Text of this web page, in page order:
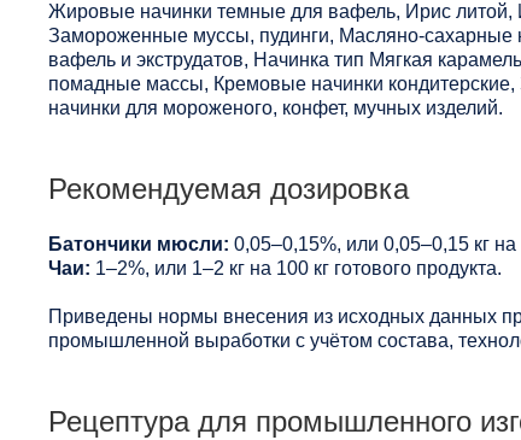
Жировые начинки темные для вафель, Ирис
Замороженные муссы, пудинги, Масляно-сахарные
вафель и экструдатов, Начинка тип Мягкая
помадные массы, Кремовые начинки
начинки для мороженого, конфет, мучных изделий.
Рекомендуемая дозировка
Батончики мюсли: 0,05–0,15%, или 0,05–0,15 кг на
Чаи: 1–2%, или 1–2 кг на 100 кг готового продукта.
Приведены нормы внесения из исходных данных
промышленной выработки с учётом состава,
Рецептура для промышленного